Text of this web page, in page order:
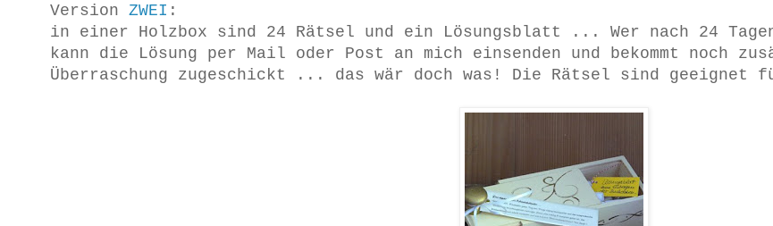
Version ZWEI :
in einer Holzbox sind 24 Rätsel und ein Lösungsblatt ... Wer nach 24
kann die Lösung per Mail oder Post an mich einsenden und bekommt noch
Überraschung zugeschickt ... das wär doch was! Die Rätsel sind geeignet